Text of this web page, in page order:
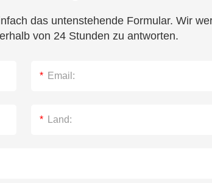
das untenstehende Formular. Wir
von 24 Stunden zu antworten.